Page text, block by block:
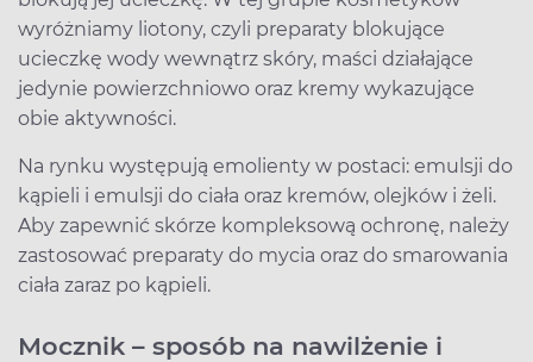
wyróżniamy liotony, czyli preparaty blokujące
ucieczkę wody wewnątrz skóry, maści działające
jedynie powierzchniowo oraz kremy wykazujące
obie aktywności.
Na rynku występują emolienty w postaci: emulsji do
kąpieli i emulsji do ciała oraz kremów, olejków i żeli.
Aby zapewnić skórze kompleksową ochronę, należy
zastosować preparaty do mycia oraz do smarowania
ciała zaraz po kąpieli.
Mocznik – sposób na nawilżenie i